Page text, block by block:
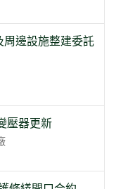
邊設施整建委託
壓器更新